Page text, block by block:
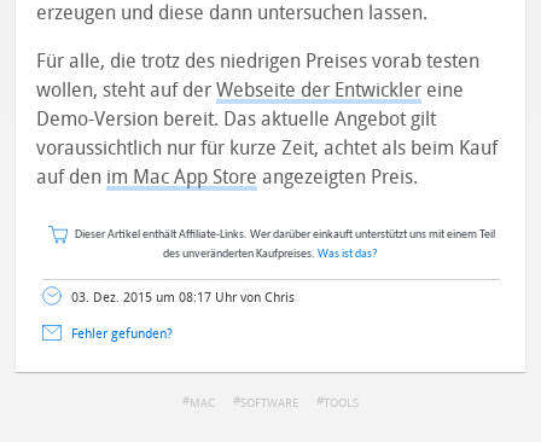
erzeugen und diese dann untersuchen lassen.
Für alle, die trotz des niedrigen Preises vorab testen
wollen, steht auf derWebseite der Entwickler eine
Demo-Version bereit. Das aktuelle Angebot gilt
voraussichtlich nur für kurze Zeit, achtet als beim Kauf
auf den im Mac App Store angezeigten Preis.
Dieser Artikel enthält Affiliate-Links. Wer darüber einkauft unterstützt uns mit einem Teil
des unveränderten Kaufpreises. Was ist das?
03. Dez. 2015 um 08:17 Uhr von Chris
Fehler gefunden?
MAC SOFTWARE TOOLS